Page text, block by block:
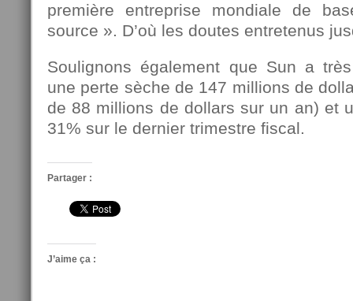
première entreprise mondiale de
source ». D’où les doutes entretenus
Soulignons également que Sun a
une perte sèche de 147 millions de
de 88 millions de dollars sur un an) et
31% sur le dernier trimestre fiscal.
Partager :
J’aime ça :